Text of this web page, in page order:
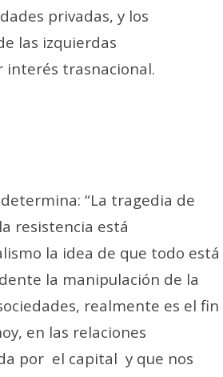
privadas, y los
las izquierdas
interés trasnacional.
“La tragedia de
resistencia está
la idea de que todo está
la manipulación de la
realmente es el fin
en las relaciones
por el capital y que nos